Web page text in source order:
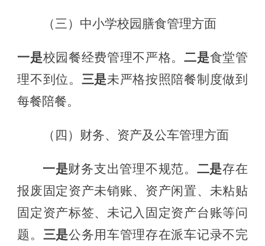
（三）中小学校园膳食管理方面
一是校园餐经费管理不严格。二是食堂管
理不到位。 三是未严格按照陪餐制度做到
每餐陪餐。
（四）财务、资产及公车管理方面
一是财务支出管理不规范。 二是存在
报废固定资产未销账、 资产闲置、 未粘贴
固定资产标签、 未记入固定资产台账等问
题。 三是公务用车管理存在派车记录不完